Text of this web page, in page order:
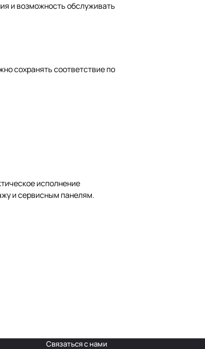
и возможность обслуживать
сохранять соответствие по
исполнение
и сервисным панелям.
Связаться с нами